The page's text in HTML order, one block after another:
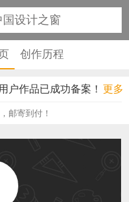
设计之窗
创作历程
户作品已成功备案！
户作品已成功备案！
户作品已成功备案！
户作品已成功备案！
户作品已成功备案！
更多
邮寄到付！